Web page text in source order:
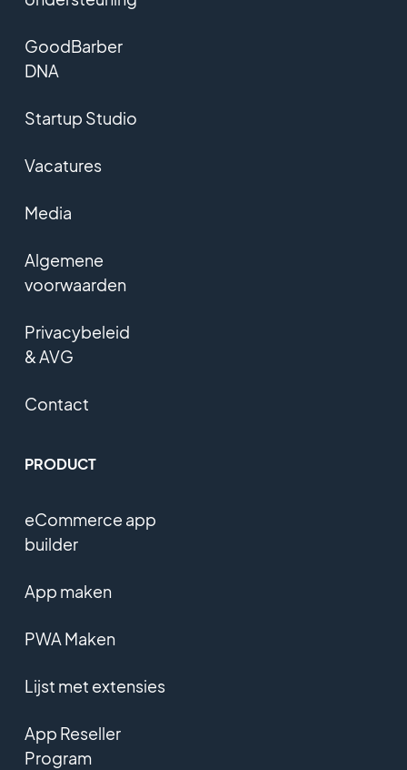
GoodBarber
DNA
Startup Studio
Vacatures
Media
Algemene
voorwaarden
Privacybeleid
& AVG
Contact
PRODUCT
eCommerce app
builder
App maken
PWA Maken
Lijst met extensies
App Reseller
Program